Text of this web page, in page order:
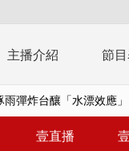
主播介紹 節
練「防毒戰」模擬桃煉油
壹直播